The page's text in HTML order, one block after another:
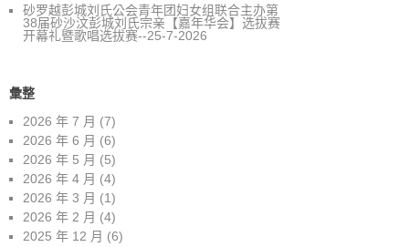
砂罗越彭城刘氏公会青年团妇女组联合主办第
38届砂沙汶彭城刘氏宗亲【嘉年华会】选拔赛
开幕礼暨歌唱选拔赛--25-7-2026
彙整
2026 年 7 月 (7)
2026 年 6 月 (6)
2026 年 5 月 (5)
2026 年 4 月 (4)
2026 年 3 月 (1)
2026 年 2 月 (4)
2025 年 12 月 (6)